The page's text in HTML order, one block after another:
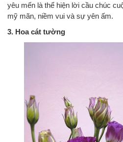
yêu mến là thể hiện lời cầu chúc
mỹ mãn, niềm vui và sự yên ấm.
3. Hoa cát tường